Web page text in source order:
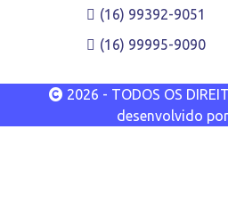
(16) 99392-9051
(16) 99995-9090
2026 - TODOS OS
desenvolvido